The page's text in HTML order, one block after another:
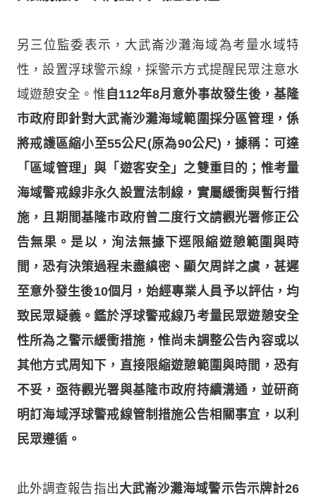
另三位監委表示，大武崙沙灘海域為考量水域特
性，設置浮球警示線，採警示方式提醒民眾注意水
域遊憩安全。惟 自112年8月意外事故發生後，基隆
市政府即針對大武崙沙灘海域範圍採分區管理，係
將戒護區縮小至55公尺(原為90公尺)，據稱：可達
「區域管理」與「遊客安全」之雙重目的；惟考量
海域警戒線非永久設置法制線，實屬緩衝與暫行措
施，且期間基隆市政府曾二度行文請觀光署修正公
告無果。是以，洵法無據下逕限縮遊憩範圍與時
間，恐有決策過程未盡縝密、顯欠周詳之虞，甚遲
至意外發生後10個月，始經專業人員予以評估，均
致民眾疑義。鑑於浮球警戒線乃考量民眾遊憩安全
性所為之警示緩衝措施，惟尚未調整公告內容或以
其他方式周知下，直接限縮遊憩範圍與時間，恐有
不妥，亟待觀光署與基隆市政府持續溝通，並研商
明訂海域浮球警戒線管制措施公告相關事宜，以利
民眾遵循。
此外調查報告指出大武崙沙灘海域警示告示牌計26